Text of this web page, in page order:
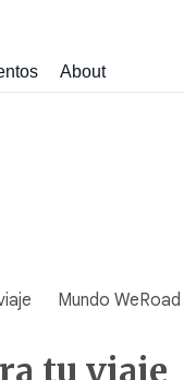
About
Mundo WeRoad